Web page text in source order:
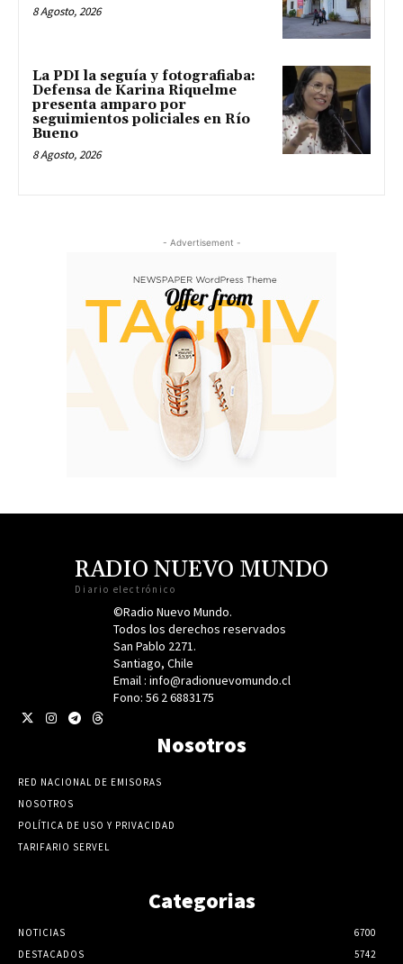
8 Agosto, 2026
La PDI la seguía y fotografiaba:
Defensa de Karina Riquelme
presenta amparo por
seguimientos policiales en Río
Bueno
8 Agosto, 2026
- Advertisement -
RADIO NUEVO MUNDO
Diario electrónico
©Radio Nuevo Mundo.
Todos los derechos reservados
San Pablo 2271.
Santiago, Chile
Email : info@radionuevomundo.cl
Fono: 56 2 6883175
Nosotros
RED NACIONAL DE EMISORAS
NOSOTROS
POLÍTICA DE USO Y PRIVACIDAD
TARIFARIO SERVEL
Categorias
NOTICIAS
6700
DESTACADOS
5742